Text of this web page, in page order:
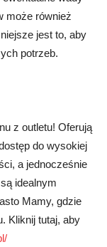
może również
jest to, aby
potrzeb.
z outletu! Oferują
do wysokiej
a jednocześnie
idealnym
Mamy, gdzie
Kliknij tutaj, aby